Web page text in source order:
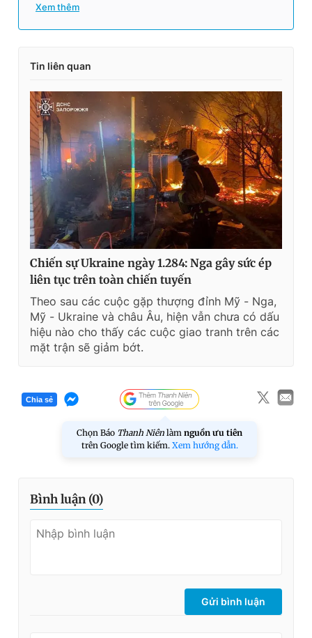
Xem thêm
Tin liên quan
Chiến sự Ukraine ngày 1.284: Nga gây sức ép
liên tục trên toàn chiến tuyến
Theo sau các cuộc gặp thượng đỉnh Mỹ - Nga,
Mỹ - Ukraine và châu Âu, hiện vẫn chưa có dấu
hiệu nào cho thấy các cuộc giao tranh trên các
mặt trận sẽ giảm bớt.
Chia sẻ
Chọn Báo Thanh Niên làm nguồn ưu tiên
trên Google tìm kiếm. Xem hướng dẫn.
Bình luận (0)
Gửi bình luận